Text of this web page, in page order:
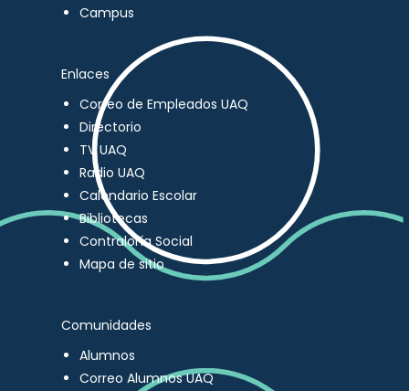
Campus
Enlaces
Correo de Empleados UAQ
Directorio
TV UAQ
Radio UAQ
Calendario Escolar
Bibliotecas
Contraloría Social
Mapa de sitio
Comunidades
Alumnos
Correo Alumnos UAQ